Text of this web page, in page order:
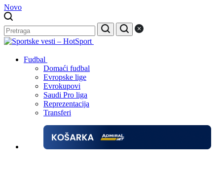
Novo
Fudbal
Domaći fudbal
Evropske lige
Evrokupovi
Saudi Pro liga
Reprezentacija
Transferi